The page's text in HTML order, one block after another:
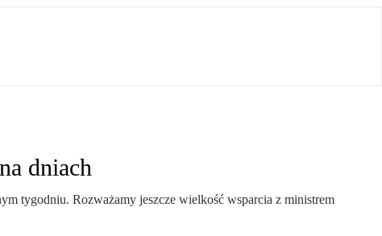
dniach
tygodniu. Rozważamy jeszcze wielkość wsparcia z ministrem